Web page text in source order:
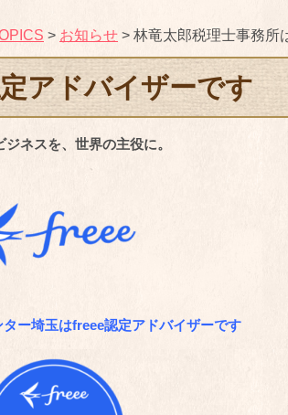
> お知らせ > 林竜太郎税理士事務所
アドバイザーです
ジネスを、世界の主役に。
ー埼玉はfreee認定アドバイザーです